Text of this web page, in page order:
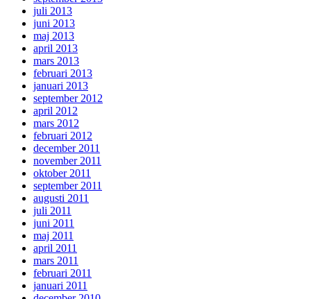
juli 2013
juni 2013
maj 2013
april 2013
mars 2013
februari 2013
januari 2013
september 2012
april 2012
mars 2012
februari 2012
december 2011
november 2011
oktober 2011
september 2011
augusti 2011
juli 2011
juni 2011
maj 2011
april 2011
mars 2011
februari 2011
januari 2011